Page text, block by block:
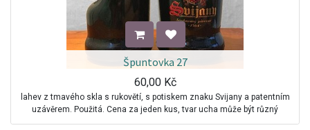
Špuntovka 27
60,00Kč
lahev z tmavého skla s rukovětí, s potiskem znaku Svijany a patentním
uzávěrem. Použitá. Cena za jeden kus, tvar ucha může být různý